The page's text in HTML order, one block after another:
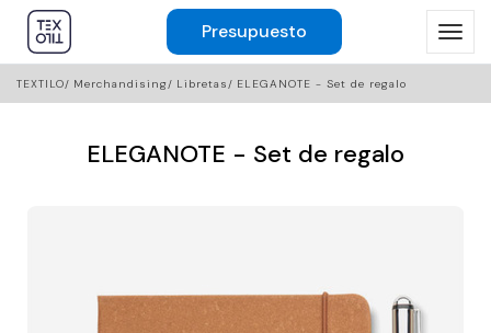
Presupuesto
TEXTILO Merchandising Libretas ELEGANOTE - Set de regalo
ELEGANOTE - Set de regalo